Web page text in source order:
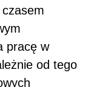
pracę w
od tego